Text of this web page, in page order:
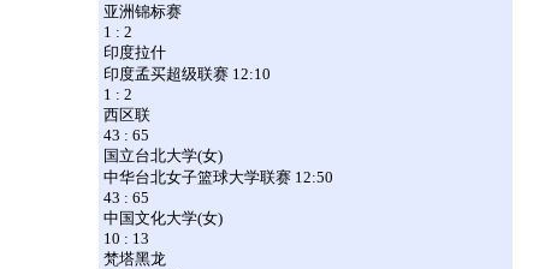
亚洲锦标赛
1 : 2
印度拉什
印度孟买超级联赛 12:10
1 : 2
西区联
43 : 65
国立台北大学(女)
中华台北女子篮球大学联赛 12:50
43 : 65
中国文化大学(女)
10 : 13
梵塔黑龙